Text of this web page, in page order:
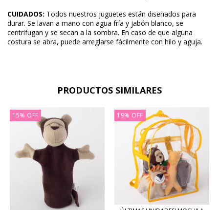
CUIDADOS: Todos nuestros juguetes están diseñados para
durar. Se lavan a mano con agua fría y jabón blanco, se
centrifugan y se secan a la sombra. En caso de que alguna
costura se abra, puede arreglarse fácilmente con hilo y aguja.
PRODUCTOS SIMILARES
15% OFF 19% OFF